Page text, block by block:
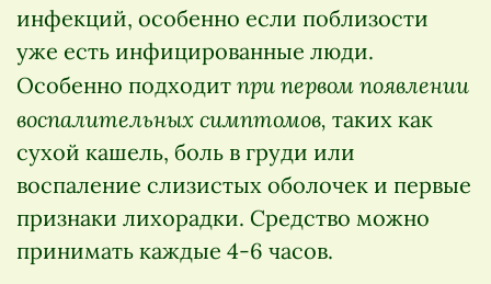
инфекций, особенно если поблизости
уже есть инфицированные люди.
Особенно подходит при первом появлении
воспалительных симптомов, таких как
сухой кашель, боль в груди или
воспаление слизистых оболочек и первые
признаки лихорадки. Средство можно
принимать каждые 4-6 часов.